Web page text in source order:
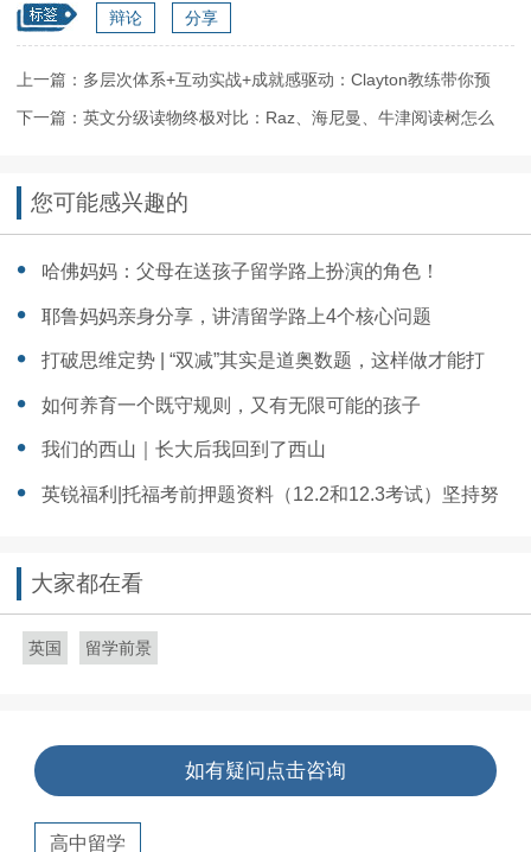
辩论 分享
上一篇：多层次体系+互动实战+成就感驱动：Clayton教练带你预
览“辩论课天花板”！【教练专访·中】
下一篇：英文分级读物终极对比：Raz、海尼曼、牛津阅读树怎么
您可能感兴趣的
哈佛妈妈：父母在送孩子留学路上扮演的角色！
耶鲁妈妈亲身分享，讲清留学路上4个核心问题
打破思维定势 | “双减”其实是道奥数题，这样做才能打
出“王炸”如何养育一个既守规则，又有无限可能的孩子
我们的西山｜长大后我回到了西山
英锐福利|托福考前押题资料（12.2和12.3考试）坚持努
大家都在看
英国 留学前景
如有疑问点击咨询
高中留学